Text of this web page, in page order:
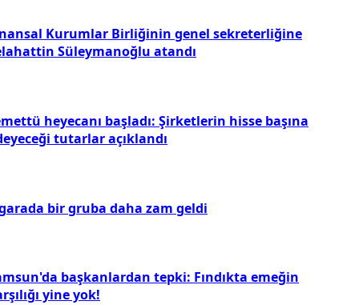
Kurumlar Birliğinin genel sekreterliğine
Süleymanoğlu atandı
heyecanı başladı: Şirketlerin hisse başına
tutarlar açıklandı
bir gruba daha zam geldi
başkanlardan tepki: Fındıkta emeğin
yine yok!